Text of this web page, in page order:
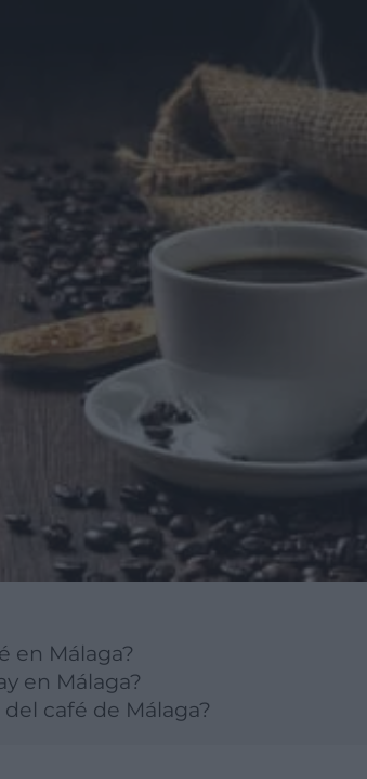
en Málaga?
en Málaga?
café de Málaga?